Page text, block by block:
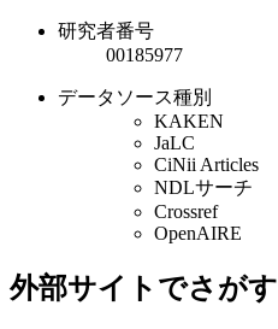
研究者番号
00185977
データソース種別
KAKEN
JaLC
CiNii Articles
NDLサーチ
Crossref
OpenAIRE
外部サイトでさがす